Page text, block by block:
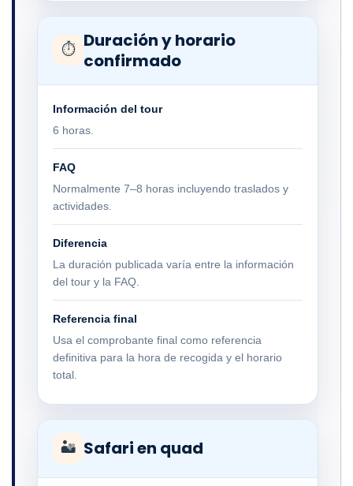
⏱ Duración y horario
confirmado
Información del tour
6 horas.
FAQ
Normalmente 7–8 horas incluyendo traslados y
actividades.
Diferencia
La duración publicada varía entre la información
del tour y la FAQ.
Referencia final
Usa el comprobante final como referencia
definitiva para la hora de recogida y el horario
total.
🏜 Safari en quad